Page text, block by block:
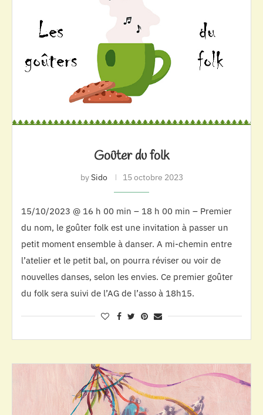
Goûter du folk
bySido 15 octobre 2023
15/10/2023 @ 16 h 00 min – 18 h 00 min – Premier
du nom, le goûter folk est une invitation à passer un
petit moment ensemble à danser. A mi-chemin entre
l’atelier et le petit bal, on pourra réviser ou voir de
nouvelles danses, selon les envies. Ce premier goûter
du folk sera suivi de l’AG de l’asso à 18h15.